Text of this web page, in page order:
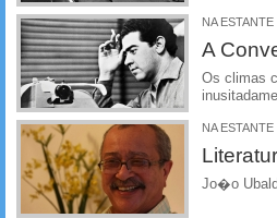
NA
A
Os climas
NA
Jo�o